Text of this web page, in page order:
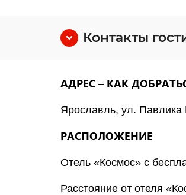
Контакты
АДРЕС – КАК
Ярославль, ул.
РАСПОЛОЖЕНИЕ
Отель «Космос» с
Расстояние от отеля